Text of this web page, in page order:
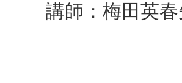
講師：梅田英